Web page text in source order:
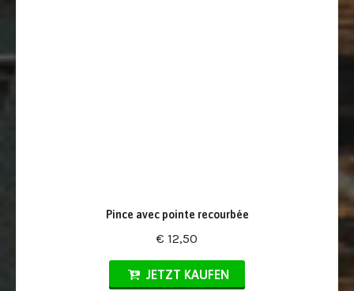
Pince avec pointe recourbée
€ 12,50
JETZT KAUFEN